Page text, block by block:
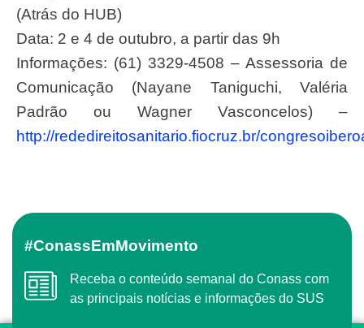
(Atrás do HUB)
Data: 2 e 4 de outubro, a partir das 9h
Informações: (61) 3329-4508 – Assessoria de
Comunicação (Nayane Taniguchi, Valéria
Padrão ou Wagner Vasconcelos) –
http://rededireitosanitario.fiocruz.br/
#ConassEmMovimento
Receba o conteúdo semanal do Conass com
as principais notícias e informações do SUS